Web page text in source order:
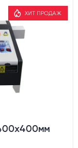
ХИТ ПРОДАЖ